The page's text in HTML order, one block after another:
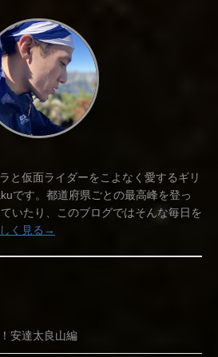
と仮面ライダーをこよなく愛するギリ
です。都道府県ごとの最高峰を登っ
いたり、このブログではそんな毎日を
く見る→
安達太良山編